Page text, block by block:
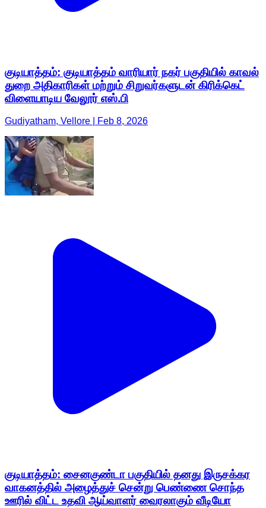
குடியாத்தம்: குடியாத்தம் வாரியார் நகர் பகுதியில் காவல்
துறை அதிகாரிகள் மற்றும் சிறுவர்களுடன் கிரிக்கெட்
விளையாடிய வேலூர் எஸ்.பி
Gudiyatham, Vellore | Feb 8, 2026
குடியாத்தம்: சைனகுண்டா பகுதியில் தனது இருசக்கர
வாகனத்தில் அழைத்துச் சென்று பெண்ணை சொந்த
ஊரில் விட்ட உதவி ஆய்வாளர் வைரலாகும் வீடியோ